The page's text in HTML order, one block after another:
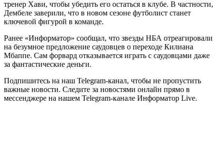
тренер Хави, чтобы убедить его остаться в клубе. В частности,
Дембеле заверили, что в новом сезоне футболист станет
ключевой фигурой в команде.
Ранее «Информатор» сообщал, что звезды НБА отреагировали
на безумное предложение саудовцев о переходе Килиана
Мбаппе. Сам форвард отказывается играть с саудовцами даже
за фантастические деньги.
Подпишитесь на наш Telegram-канал, чтобы не пропустить
важные новости. Следите за новостями онлайн прямо в
мессенджере на нашем Telegram-канале Информатор Live.